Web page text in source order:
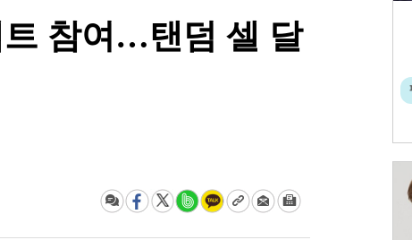
트 참여…탠덤 셀 달